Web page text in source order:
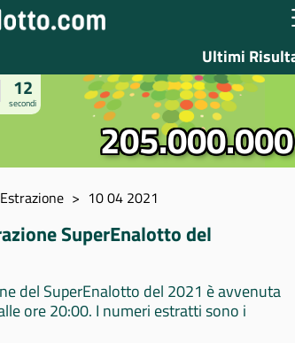
Ultimi
11
secondi
205.000.000
10 04 2021
SuperEnalotto del
del SuperEnalotto del 2021 è avvenuta
ore 20:00. I numeri estratti sono i